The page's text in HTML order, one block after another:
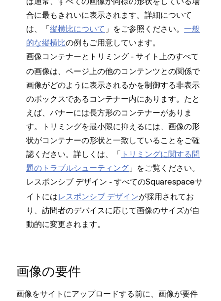
合に最もきれいに表示されます⁠。詳細について
は⁠、「⁠縦横比について ⁠」をご参照ください⁠。 一般
的な縦横比の例もご用意しています⁠。
画像コンテナ⁠ーとトリミング - サイト上のすべて
の画像は⁠、ペ⁠ージ上の他のコンテンツとの関係で
画像がどのように表示されるかを制御する非表示
のボ⁠ックスであるコンテナ⁠ー内にあります⁠。たと
えば⁠、バナ⁠ーには長方形のコンテナ⁠ーがありま
す⁠。トリミングを最小限に抑えるには⁠、画像の形
状がコンテナ⁠ーの形状と一致していることをご確
認ください⁠。詳しくは⁠、「⁠ トリミングに関する問
題のトラブルシ⁠ュ⁠ーテ⁠ィング ⁠」をご覧ください⁠。
レスポンシブ デザイン - すべてのSquarespaceサ
イトにはレスポンシブ デザインが採用されてお
り⁠、訪問者のデバイスに応じて画像のサイズが自
動的に変更されます⁠。
画像の要件
画像をサイトにア⁠ップロ⁠ードする前に⁠、画像が要件